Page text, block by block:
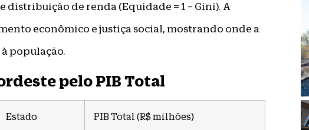
distribuição de renda (Equidade = 1 − Gini). A
econômico e justiça social, mostrando onde a
população.
pelo PIB Total
Estado PIB Total (R$ milhões)